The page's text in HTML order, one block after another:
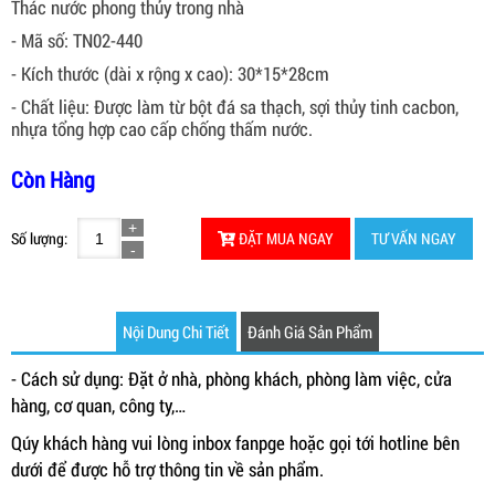
Thác nước phong thủy trong nhà
️- Mã số: TN02-440
️- Kích thước (dài x rộng x cao): 30*15*28cm
- Chất liệu: Được làm từ bột đá sa thạch, sợi thủy tinh cacbon,
nhựa tổng hợp cao cấp chống thấm nước.
Còn Hàng
Số lượng: ĐẶT MUA NGAY TƯ VẤN NGAY
Nội Dung Chi Tiết Đánh Giá Sản Phẩm
- Cách sử dụng: Đặt ở nhà, phòng khách, phòng làm việc, cửa
hàng, cơ quan, công ty,…
Qúy khách hàng vui lòng inbox fanpge hoặc gọi tới hotline bên
dưới để được hỗ trợ thông tin về sản phẩm.